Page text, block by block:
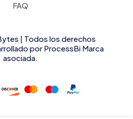
FAQ
| Todos los derechos
por ProcessBi Marca
asociada.